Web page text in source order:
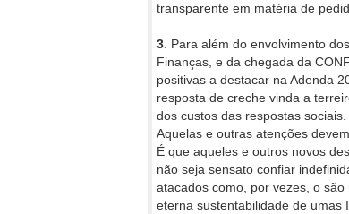
transparente em matéria de
3. Para além do envolvimento
Finanças, e da chegada da
positivas a destacar na Adenda
resposta de creche vinda a
dos custos das respostas sociais.
Aquelas e outras atenções
É que aqueles e outros novos
não seja sensato confiar
atacados como, por vezes, o
eterna sustentabilidade de umas